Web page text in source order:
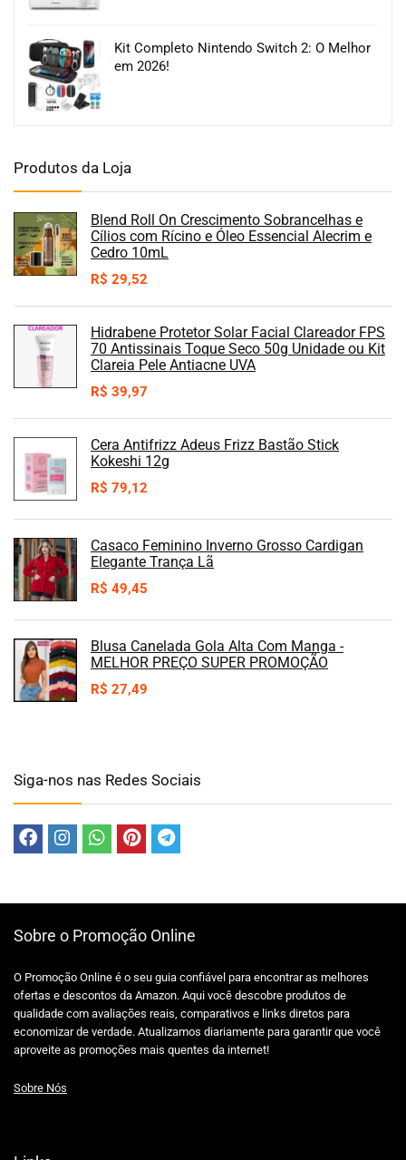
Kit Completo Nintendo Switch 2: O Melhor
em 2026!
Produtos da Loja
Blend Roll On Crescimento Sobrancelhas e
Cílios com Rícino e Óleo Essencial Alecrim e
Cedro 10mL
R$ 29,52
Hidrabene Protetor Solar Facial Clareador FPS
70 Antissinais Toque Seco 50g Unidade ou Kit
Clareia Pele Antiacne UVA
R$ 39,97
Cera Antifrizz Adeus Frizz Bastão Stick
Kokeshi 12g
R$ 79,12
Casaco Feminino Inverno Grosso Cardigan
Elegante Trança Lã
R$ 49,45
Blusa Canelada Gola Alta Com Manga -
MELHOR PREÇO SUPER PROMOÇÃO
R$ 27,49
Siga-nos nas Redes Sociais
Sobre o Promoção Online
O Promoção Online é o seu guia confiável para encontrar as melhores
ofertas e descontos da Amazon. Aqui você descobre produtos de
qualidade com avaliações reais, comparativos e links diretos para
economizar de verdade. Atualizamos diariamente para garantir que você
aproveite as promoções mais quentes da internet!
Sobre Nós